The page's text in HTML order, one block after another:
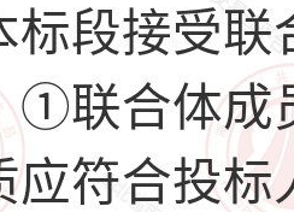
标段接受
①联合体成
应符合投